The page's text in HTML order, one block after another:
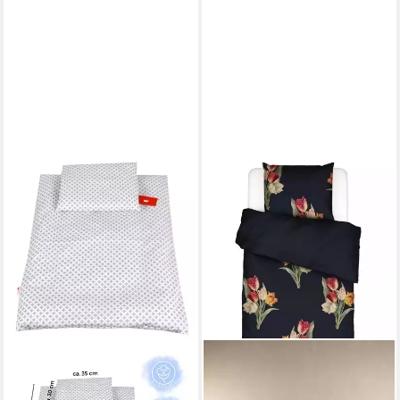
Babybettbezug BABYLUX
2tlg.Set BEZUG